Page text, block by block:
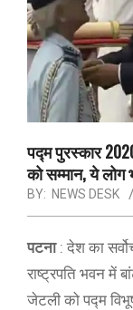
पद्म पुरस्कार
को सम्मान, ये लोग
BY: NEWS DESK
पटना: देश का
राष्ट्रपति भवन में
जेटली को पद्म